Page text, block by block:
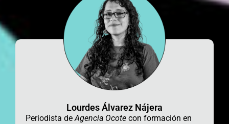
Lourdes Álvarez Nájera
Periodista deAgencia Ocote con formación en